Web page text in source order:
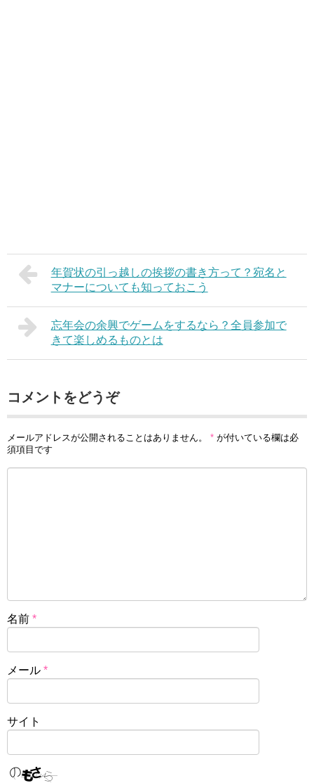
年賀状の引っ越しの挨拶の書き方って？宛名と
マナーについても知っておこう
忘年会の余興でゲームをするなら？全員参加で
きて楽しめるものとは
コメントをどうぞ
メールアドレスが公開されることはありません。 * が付いている欄は必
須項目です
名前 *
メール *
サイト